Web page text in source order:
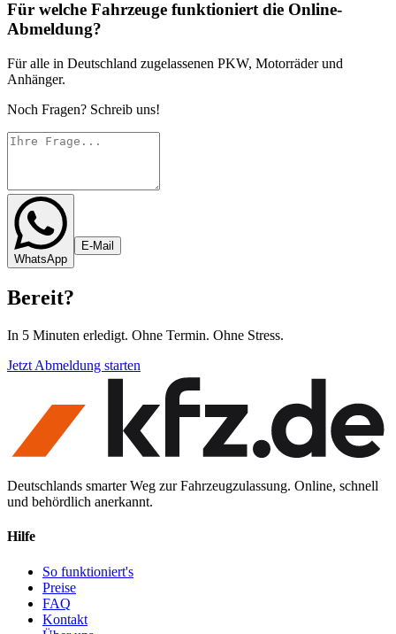
Für welche Fahrzeuge funktioniert die Online-
Abmeldung?
Für alle in Deutschland zugelassenen PKW, Motorräder und
Anhänger.
Noch Fragen? Schreib uns!
WhatsApp
E-Mail
Bereit?
In 5 Minuten erledigt. Ohne Termin. Ohne Stress.
Jetzt Abmeldung starten
Deutschlands smarter Weg zur Fahrzeugzulassung. Online, schnell
und behördlich anerkannt.
Hilfe
So funktioniert's
Preise
FAQ
Kontakt